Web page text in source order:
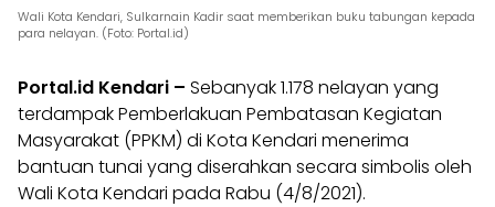
Wali Kota Kendari, Sulkarnain Kadir saat memberikan buku tabungan kepada
para nelayan. (Foto: Portal.id)
Portal.id Kendari – Sebanyak 1.178 nelayan yang
terdampak Pemberlakuan Pembatasan Kegiatan
Masyarakat (PPKM) di Kota Kendari menerima
bantuan tunai yang diserahkan secara simbolis oleh
Wali Kota Kendari pada Rabu (4/8/2021).